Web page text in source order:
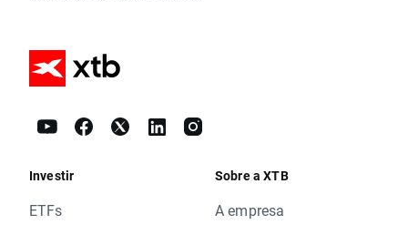
Investir
ETFs
Sobre a XTB
A empresa